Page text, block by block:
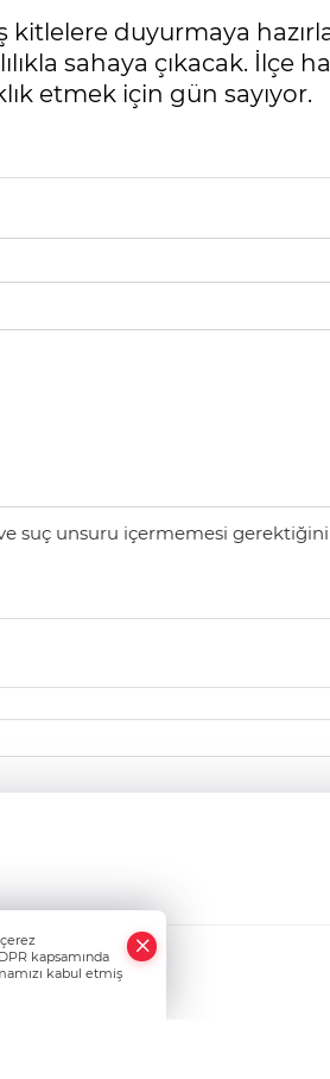
kitlelere duyurmaya
sahaya çıkacak. İlçe
etmek için gün sayıyor.
suç unsuru içermemesi gerektiğini
kapsamında
kabul etmiş